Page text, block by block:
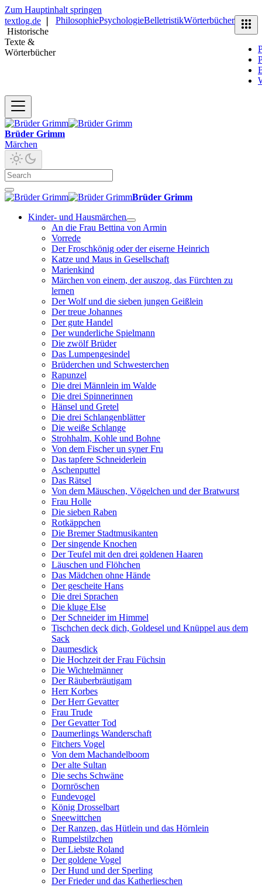
Zum Hauptinhalt springen
textlog.de
Historische
Texte &
Wörterbücher
PhilosophiePsychologieBelletristikWörterbücher
Brüder Grimm
Märchen
Brüder Grimm
Kinder- und Hausmärchen
An die Frau Bettina von Armin
Vorrede
Der Froschkönig oder der eiserne Heinrich
Katze und Maus in Gesellschaft
Marienkind
Märchen von einem, der auszog, das Fürchten zu
lernen
Der Wolf und die sieben jungen Geißlein
Der treue Johannes
Der gute Handel
Der wunderliche Spielmann
Die zwölf Brüder
Das Lumpengesindel
Brüderchen und Schwesterchen
Rapunzel
Die drei Männlein im Walde
Die drei Spinnerinnen
Hänsel und Gretel
Die drei Schlangenblätter
Die weiße Schlange
Strohhalm, Kohle und Bohne
Von dem Fischer un syner Fru
Das tapfere Schneiderlein
Aschenputtel
Das Rätsel
Von dem Mäuschen, Vögelchen und der Bratwurst
Frau Holle
Die sieben Raben
Rotkäppchen
Die Bremer Stadtmusikanten
Der singende Knochen
Der Teufel mit den drei goldenen Haaren
Läuschen und Flöhchen
Das Mädchen ohne Hände
Der gescheite Hans
Die drei Sprachen
Die kluge Else
Der Schneider im Himmel
Tischchen deck dich, Goldesel und Knüppel aus dem
Sack
Daumesdick
Die Hochzeit der Frau Füchsin
Die Wichtelmänner
Der Räuberbräutigam
Herr Korbes
Der Herr Gevatter
Frau Trude
Der Gevatter Tod
Daumerlings Wanderschaft
Fitchers Vogel
Von dem Machandelboom
Der alte Sultan
Die sechs Schwäne
Dornröschen
Fundevogel
König Drosselbart
Sneewittchen
Der Ranzen, das Hütlein und das Hörnlein
Rumpelstilzchen
Der Liebste Roland
Der goldene Vogel
Der Hund und der Sperling
Der Frieder und das Katherlieschen